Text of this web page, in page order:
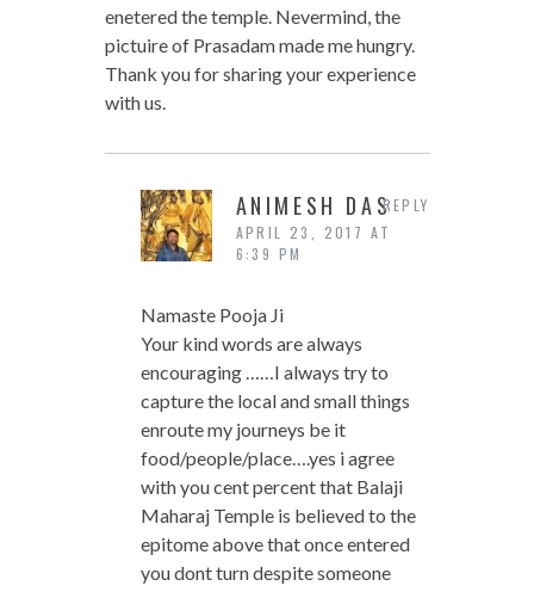
enetered the temple. Nevermind, the
pictuire of Prasadam made me hungry.
Thank you for sharing your experience
with us.
ANIMESH DAS
APRIL 23, 2017 AT
6:39 PM
Namaste Pooja Ji
Your kind words are always
encouraging ……I always try to
capture the local and small things
enroute my journeys be it
food/people/place….yes i agree
with you cent percent that Balaji
Maharaj Temple is believed to the
epitome above that once entered
you dont turn despite someone
REPLY